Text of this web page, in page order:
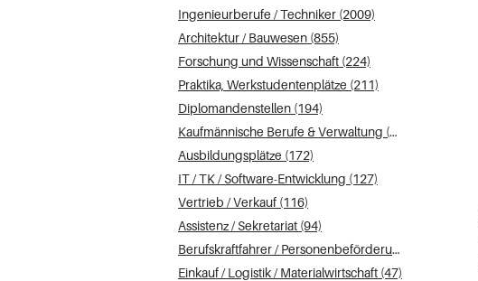
Ingenieurberufe / Techniker (2009)
Architektur / Bauwesen (855)
Forschung und Wissenschaft (224)
Praktika, Werkstudentenplätze (211)
Diplomandenstellen (194)
Kaufmännische Berufe & Verwaltung (191)
Ausbildungsplätze (172)
IT / TK / Software-Entwicklung (127)
Vertrieb / Verkauf (116)
Assistenz / Sekretariat (94)
Berufskraftfahrer / Personenbeförderung (Land, Wasser, Luft) (54)
Einkauf / Logistik / Materialwirtschaft (47)